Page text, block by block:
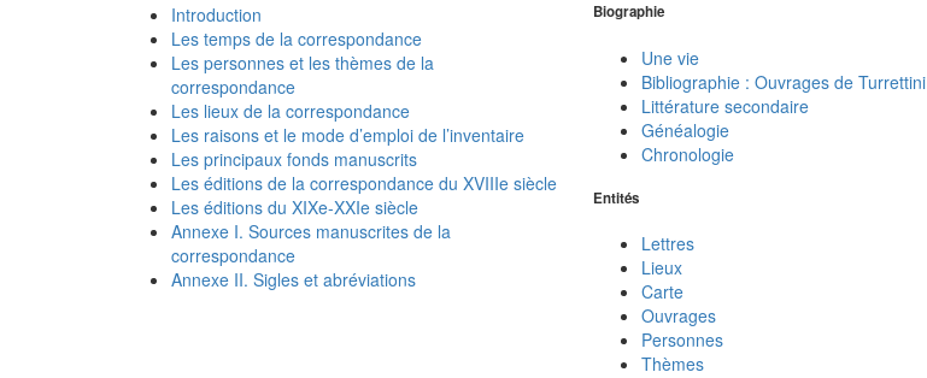
Introduction
Les temps de la correspondance
Les personnes et les thèmes de la
correspondance
Les lieux de la correspondance
Les raisons et le mode d’emploi de l’inventaire
Les principaux fonds manuscrits
Les éditions de la correspondance du XVIIIe siècle
Les éditions du XIXe-XXIe siècle
Annexe I. Sources manuscrites de la
correspondance
Annexe II. Sigles et abréviations
Biographie
Une vie
Bibliographie : Ouvrages de Turrettini
Littérature secondaire
Généalogie
Chronologie
Entités
Lettres
Lieux
Carte
Ouvrages
Personnes
Thèmes